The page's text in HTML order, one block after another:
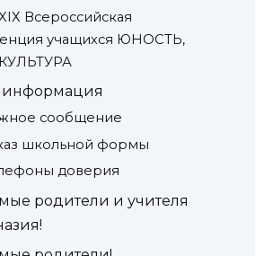
Всероссийская
учащихся ЮНОСТЬ,
информация
сообщение
школьной формы
доверия
родители и учителя